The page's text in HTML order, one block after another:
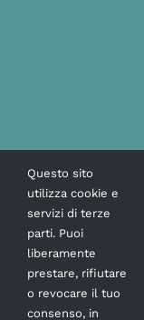
Questo sito
utilizza cookie e
servizi di terze
parti. Puoi
liberamente
prestare, rifiutare
o revocare il tuo
consenso, in